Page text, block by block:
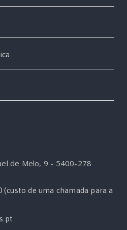
de Melo, 9 - 5400-278
(custo de uma chamada para a